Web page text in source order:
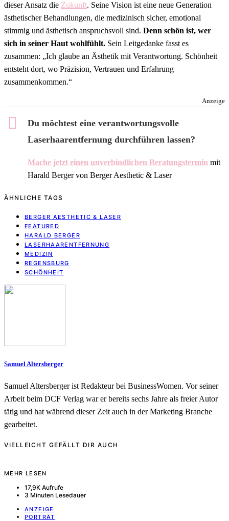
dieser Ansatz die Zukunft. Seine Vision ist eine neue Generation
ästhetischer Behandlungen, die medizinisch sicher, emotional
stimmig und ästhetisch anspruchsvoll sind. Denn schön ist, wer
sich in seiner Haut wohlfühlt. Sein Leitgedanke fasst es
zusammen: „Ich glaube an Ästhetik mit Verantwortung. Schönheit
entsteht dort, wo Präzision, Vertrauen und Erfahrung
zusammenkommen.“
Anzeige
Du möchtest eine verantwortungsvolle
Laserhaarentfernung durchführen lassen?
Mache jetzt einen unverbindlichen Beratungstermin mit
Harald Berger von Berger Aesthetic & Laser
ÄHNLICHE TAGS
BERGER AESTHETIC & LASER
FEATURED
HARALD BERGER
LASERHAARENTFERNUNG
MEDIZIN
REGENSBURG
SCHÖNHEIT
Samuel Altersberger
Samuel Altersberger ist Redakteur bei BusinessWomen. Vor seiner
Arbeit beim DCF Verlag war er bereits sechs Jahre als freier Autor
tätig und hat während dieser Zeit auch in der Marketing Branche
gearbeitet.
VIELLEICHT GEFÄLLT DIR AUCH
MEHR LESEN
17,9K Aufrufe
3 Minuten Lesedauer
ANZEIGE
PORTRÄT